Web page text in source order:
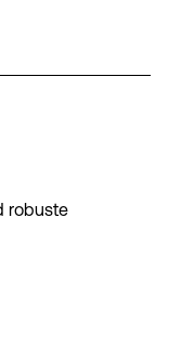
robuste